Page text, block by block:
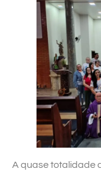
A quase totalidade